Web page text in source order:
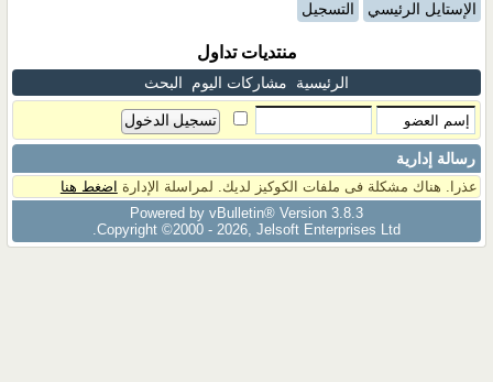
الإستايل الرئيسي التسجيل
منتديات تداول
الرئيسية مشاركات اليوم البحث
رسالة إدارية
عذرا. هناك مشكلة فى ملفات الكوكيز لديك. لمراسلة الإدارة اضغط هنا
Powered by vBulletin® Version 3.8.3
Copyright ©2000 - 2026, Jelsoft Enterprises Ltd.